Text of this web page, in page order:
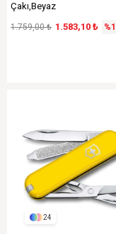
Çakı,Beyaz
1.583,10 ₺
1.759,00 ₺
24